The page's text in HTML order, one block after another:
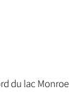
du lac Monroe